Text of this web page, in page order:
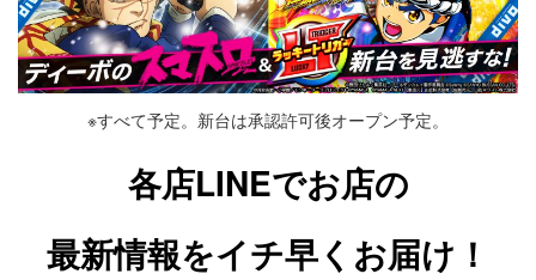
※すべて予定。新台は承認許可後オープン予定。
各店LINEでお店の
最新情報をイチ早くお届け！